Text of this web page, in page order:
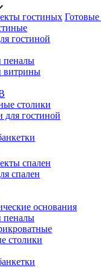
гостиных Готовые
гостиной
витрины
столики
для гостиной
спален
спален
основания
столики